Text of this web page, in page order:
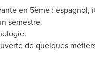
en 5ème :
semestre.
de quelques